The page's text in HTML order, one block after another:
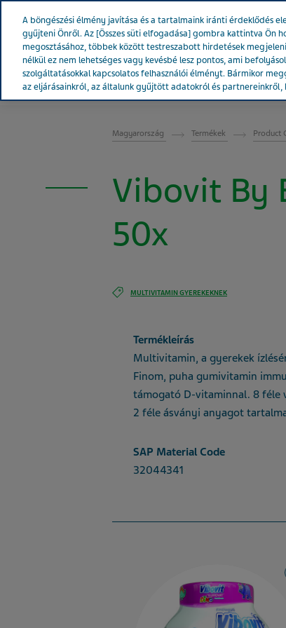
Teva Worldwide
A Teváról Hírek & Média
MAGYARORSZÁG
Magyarország Termékek Product
Vibovit By
50x
MULTIVITAMIN GYEREKEKNEK
Termékleírás
Multivitamin, a gyerekek
Finom, puha gumivitamin
támogató D-vitaminnal. 8 féle
2 féle ásványi anyagot
SAP Material Code
32044341
A böngészési élmény javítása és a tartalmaink iránti érdeklődés
gyűjteni Önről. Az [Összes süti elfogadása] gombra kattintva Ön
megosztásához, többek között testreszabott hirdetések
nélkül ez nem lehetséges vagy kevésbé lesz pontos, ami
szolgáltatásokkal kapcsolatos felhasználói élményt. Bármikor
az eljárásainkról, az általunk gyűjtött adatokról és partnereinkről,